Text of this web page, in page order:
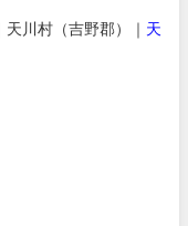
天川村（吉野郡）｜ 天